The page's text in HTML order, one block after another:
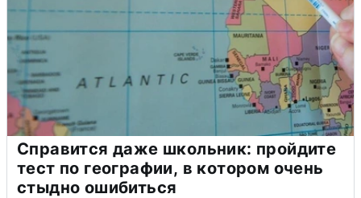
Справится даже школьник: пройдите
тест по географии, в котором очень
стыдно ошибиться